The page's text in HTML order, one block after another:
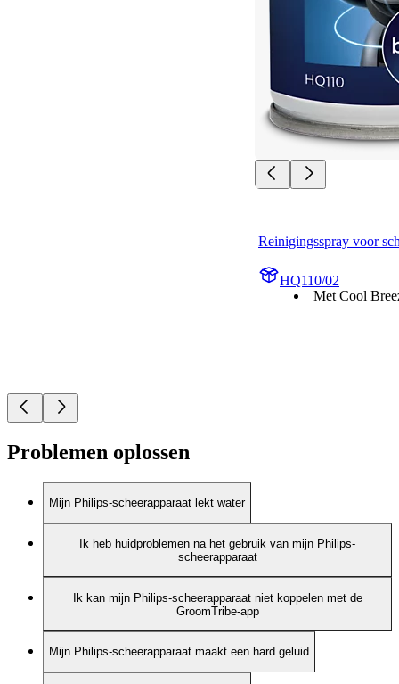
Reinigingsspray voor
HQ110/02
Met Cool
Problemen oplossen
Mijn Philips-scheerapparaat lekt water
Ik heb huidproblemen na het gebruik van mijn Philips-
scheerapparaat
Ik kan mijn Philips-scheerapparaat niet koppelen met de
GroomTribe-app
Mijn Philips-scheerapparaat maakt een hard geluid